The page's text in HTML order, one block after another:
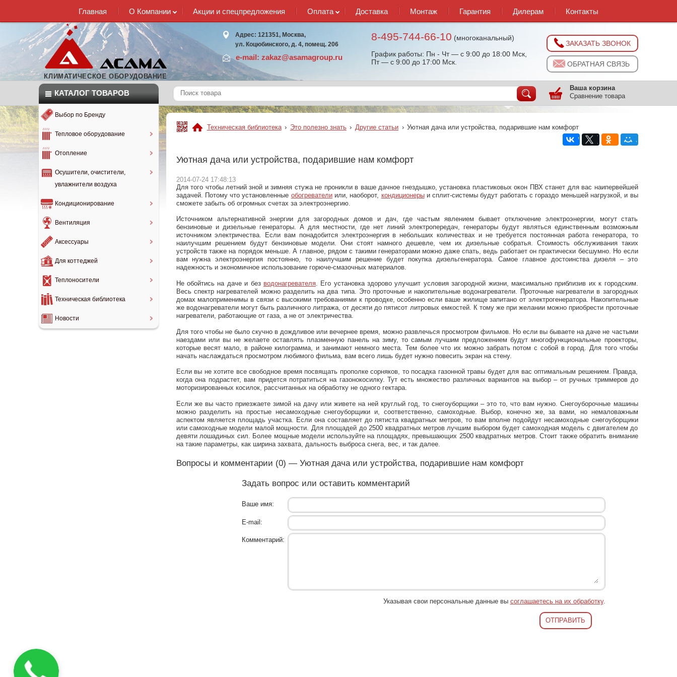
Главная О Компании Акции и спецпредложения Оплата Доставка Монтаж Гарантия Дилерам Контакты
КЛИМАТИЧЕСКОЕ ОБОРУДОВАНИЕ
Адрес: 121351, Москва,
ул. Коцюбинского, д. 4, помещ. 206
e-mail: zakaz@asamagroup.ru
8-495-744-66-10 (многоканальный)
График работы: Пн - Чт — с 9:00 до 18:00 Мск,
Пт — с 9:00 до 17:00 Мск.
ЗАКАЗАТЬ ЗВОНОК
ОБРАТНАЯ СВЯЗЬ
КАТАЛОГ ТОВАРОВ
Ваша корзина
Сравнение товара
Выбор по Бренду
Тепловое оборудование
Отопление
Осушители, очистители,
увлажнители воздуха
Кондиционирование
Вентиляция
Аксессуары
Для коттеджей
Теплоносители
Техническая библиотека
Новости
Техническая библиотека › Это полезно знать › Другие статьи › Уютная дача или устройства, подарившие нам комфорт
Уютная дача или устройства, подарившие нам комфорт
2014-07-24 17:48:13
Для того чтобы летний зной и зимняя стужа не проникли в ваше дачное гнездышко, установка пластиковых окон ПВХ станет для вас наипервейшей
задачей. Потому что установленные обогревателиили, наоборот, кондиционерыи сплит-системы будут работать с гораздо меньшей нагрузкой, и вы
сможете забыть об огромных счетах за электроэнергию.
Источником альтернативной энергии для загородных домов и дач, где частым явлением бывает отключение электроэнергии, могут стать
бензиновые и дизельные генераторы. А для местности, где нет линий электропередач, генераторы будут являться единственным возможным
источником электричества. Если вам понадобится электроэнергия в небольших количествах и не требуется постоянная работа генератора, то
наилучшим решением будут бензиновые модели. Они стоят намного дешевле, чем их дизельные собратья. Стоимость обслуживания таких
устройств также на порядок меньше. А главное, рядом с такими генераторами можно даже спать, ведь работает он практически бесшумно. Но если
вам нужна электроэнергия постоянно, то наилучшим решение будет покупка дизельгенератора. Самое главное достоинства дизеля – это
надежность и экономичное использование горюче-смазочных материалов.
Не обойтись на даче и без водонагревателя. Его установка здорово улучшит условия загородной жизни, максимально приблизив их к городским.
Весь спектр нагревателей можно разделить на два типа. Это проточные и накопительные водонагреватели. Проточные нагреватели в загородных
домах малоприменимы в связи с высокими требованиями к проводке, особенно если ваше жилище запитано от электрогенератора. Накопительные
же водонагреватели могут быть различного литража, от десяти до пятисот литровых емкостей. К тому же при желании можно приобрести проточные
нагреватели, работающие от газа, а не от электричества.
Для того чтобы не было скучно в дождливое или вечернее время, можно развлечься просмотром фильмов. Но если вы бываете на даче не частыми
наездами или вы не желаете оставлять плазменную панель на зиму, то самым лучшим предложением будут многофункциональные проекторы,
которые весят мало, в районе килограмма, и занимают немного места. Тем более что их можно забрать потом с собой в город. Для того чтобы
начать наслаждаться просмотром любимого фильма, вам всего лишь будет нужно повесить экран на стену.
Если вы не хотите все свободное время посвящать прополке сорняков, то посадка газонной травы будет для вас оптимальным решением. Правда,
когда она подрастет, вам придется потратиться на газонокосилку. Тут есть множество различных вариантов на выбор – от ручных триммеров до
моторизированных косилок, рассчитанных на обработку не одного гектара.
Если же вы часто приезжаете зимой на дачу или живете на ней круглый год, то снегоуборщики – это то, что вам нужно. Снегоуборочные машины
можно разделить на простые несамоходные снегоуборщики и, соответственно, самоходные. Выбор, конечно же, за вами, но немаловажным
аспектом является площадь участка. Если она составляет до пятиста квадратных метров, то вам вполне подойдут несамоходные снегоуборщики
или самоходные модели малой мощности. Для площадей до 2500 квадратных метров лучшим выбором будет самоходная модель с двигателем до
девяти лошадиных сил. Более мощные модели используйте на площадях, превышающих 2500 квадратных метров. Стоит также обратить внимание
на такие параметры, как ширина захвата, дальность выброса снега, вес, и так далее.
Вопросы и комментарии (0) — Уютная дача или устройства, подарившие нам комфорт
Задать вопрос или оставить комментарий
Ваше имя:
E-mail:
Комментарий:
Указывая свои персональные данные вы соглашаетесь на их обработку.